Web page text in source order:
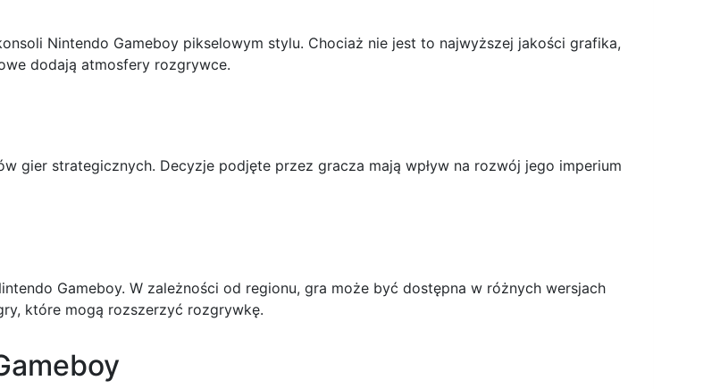
Nintendo Gameboy pikselowym stylu. Chociaż nie jest to najwyższej jakości grafika,
dodają atmosfery rozgrywce.
gier strategicznych. Decyzje podjęte przez gracza mają wpływ na rozwój jego imperium
Gameboy. W zależności od regionu, gra może być dostępna w różnych wersjach
które mogą rozszerzyć rozgrywkę.